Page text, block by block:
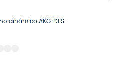
dinámico AKG P3 S